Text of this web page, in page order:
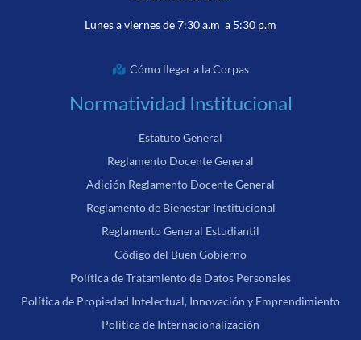
Lunes a viernes de 7:30 a.m a 5:30 p.m
Cómo llegar a la Corpas
Normatividad Institucional
Estatuto General
Reglamento Docente General
Adición Reglamento Docente General
Reglamento de Bienestar Institucional
Reglamento General Estudiantil
Código del Buen Gobierno
Política de Tratamiento de Datos Personales
Política de Propiedad Intelectual, Innovación y Emprendimiento
Política de Internacionalización